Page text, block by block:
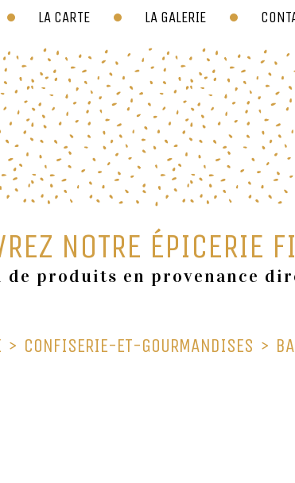
LA CARTE LA GALERIE
NOTRE ÉPICERIE
de produits en provenance
> CONFISERIE-ET-GOURMANDISES >